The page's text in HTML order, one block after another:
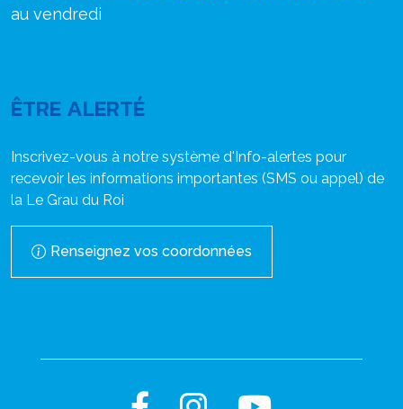
au vendredi
ÊTRE ALERTÉ
Inscrivez-vous à notre système d'Info-alertes pour
recevoir les informations importantes (SMS ou appel) de
la Le Grau du Roi
Renseignez vos coordonnées